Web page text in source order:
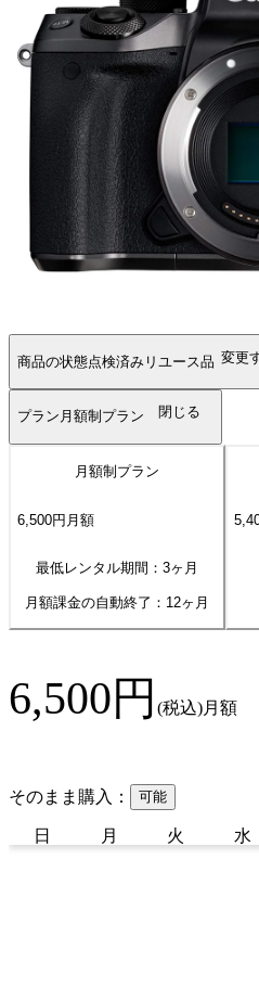
商品の状態点検済みリユース品 変更
プラン 月額制プラン 閉じる
月額制プラン
6,500円 月額
最低レンタル期間：3ヶ月
月額課金の自動終了： 12ヶ月
6,500円 (税込)月額
そのまま購入： 可能
日 月 火 水